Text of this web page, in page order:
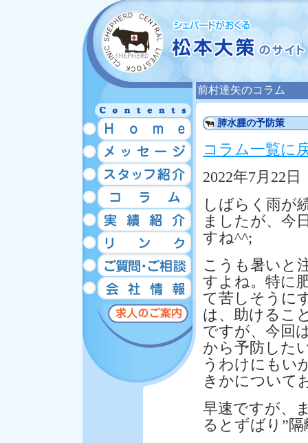
前村達矢のコラム
肺水腫の予防策
コラム一覧に
2022年7月22日
しばらく雨が
ましたが、今
すね^^;
こうも暑いと
すよね。特に
て苦しそうに
は、助けるこ
ですが、今回
から予防した
うわけにもい
きかについて
早速ですが、
るとずばり”